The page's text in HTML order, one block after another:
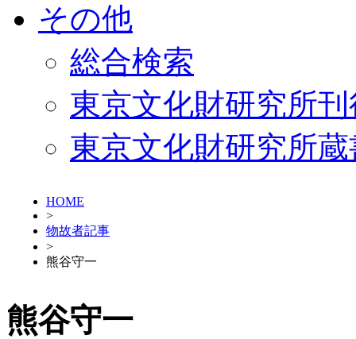
その他
総合検索
東京文化財研究所
東京文化財研究所
HOME
>
物故者記事
>
熊谷守一
熊谷守一